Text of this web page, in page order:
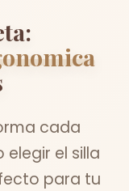
cada
el silla
para tu